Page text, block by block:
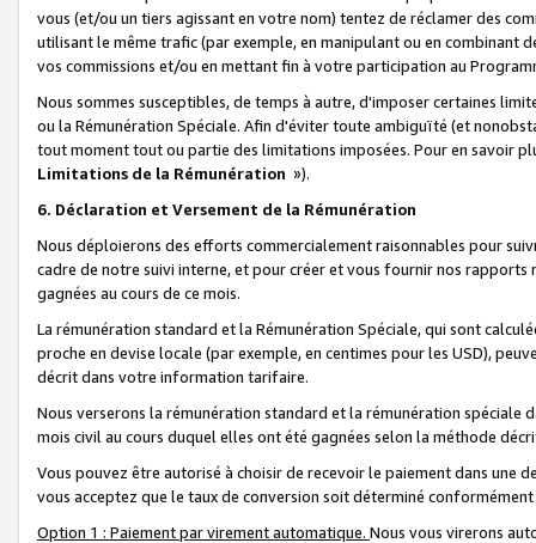
vous (et/ou un tiers agissant en votre nom) tentez de réclamer des
utilisant le même trafic (par exemple, en manipulant ou en combinant
vos commissions et/ou en mettant fin à votre participation au
Nous sommes susceptibles, de temps à autre, d'imposer certaines
ou la Rémunération Spéciale. Afin d'éviter toute ambiguïté (et
tout moment tout ou partie des limitations imposées. Pour en savoir
Limitations de la Rémunération »).
6. Déclaration et Versement de la Rémunération
Nous déploierons des efforts commercialement raisonnables pour
cadre de notre suivi interne, et pour créer et vous fournir nos
gagnées au cours de ce mois.
La rémunération standard et la Rémunération Spéciale, qui sont
proche en devise locale (par exemple, en centimes pour les USD),
décrit dans votre information tarifaire.
Nous verserons la rémunération standard et la rémunération spéciale
mois civil au cours duquel elles ont été gagnées selon la méthode
Vous pouvez être autorisé à choisir de recevoir le paiement dans une
vous acceptez que le taux de conversion soit déterminé
Option 1 : Paiement par virement automatique. Nous vous virerons